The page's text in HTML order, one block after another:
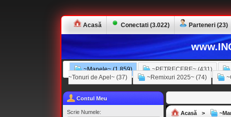
Acasă Conectati (3.022) Parteneri (23)
~Manele~ (1.859) ~PETRECERE~ (431)
~Tonuri de Apel~ (37)
~Remixuri 2025~ (74)
Contul Meu
Scrie Numele: Acasă >